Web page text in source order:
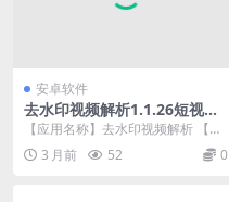
安卓软件
去水印视频解析1.1.26短视频
去水印 视频去水印
【应用名称】去水印视频解析 【应
用版本】1.1.26 【软件大小】28m
b 【适...
3 月前 52 0